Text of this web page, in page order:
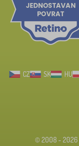
CZ SK HU
© 2008 - 2026